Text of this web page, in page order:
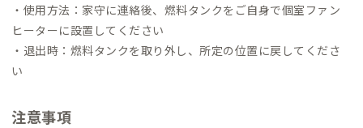
・使用方法：家守に連絡後、燃料タンクをご自身で個室ファン
ヒーターに設置してください
・退出時：燃料タンクを取り外し、所定の位置に戻してくださ
い
注意事項